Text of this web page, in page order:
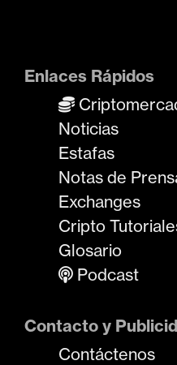
Enlaces Rápidos
Noticias
Estafas
Notas de
Exchanges
Cripto
Glosario
Podcast
Contacto y
Contáctenos